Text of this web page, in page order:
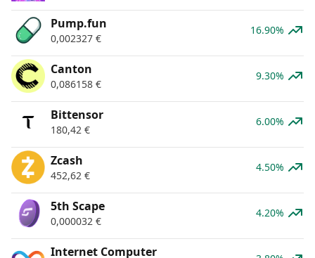
Pump.fun
0,002327 €
16.90%
Canton
0,086158 €
9.30%
Bittensor
180,42 €
6.00%
Zcash
452,62 €
4.50%
5th Scape
0,000032 €
4.20%
Internet Computer